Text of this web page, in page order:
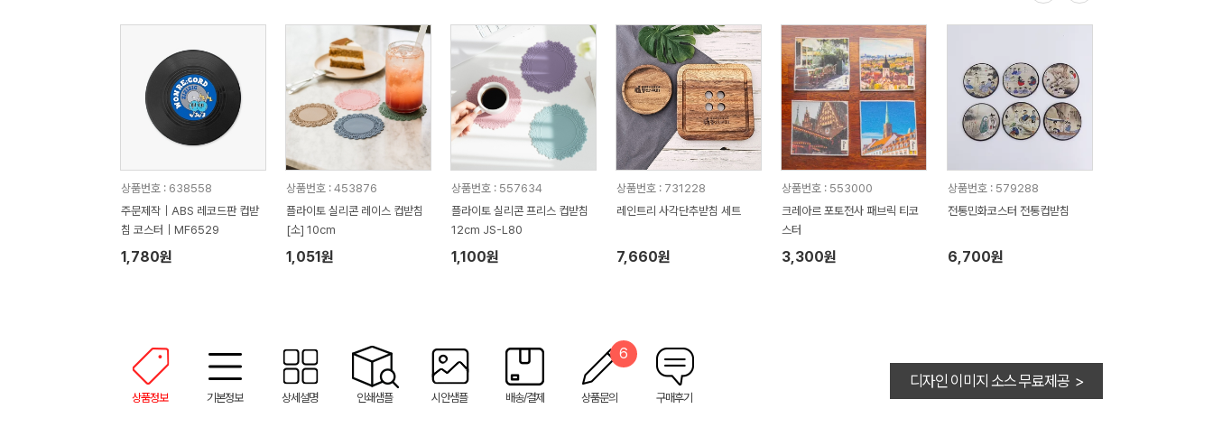
상품번호 : 638558
주문제작｜ABS 레코드판 컵받
침 코스터｜MF6529
1,780원
상품번호 : 453876
플라이토 실리콘 레이스 컵받침
[소] 10cm
1,051원
상품번호 : 557634
플라이토 실리콘 프리스 컵받침
12cm JS-L80
1,100원
상품번호 : 731228
레인트리 사각단추받침 세트
7,660원
상품번호 : 553000
크레아르 포토전사 패브릭 티코
스터
3,300원
상품번호 : 579288
전통민화코스터 전통컵받침
6,700원
상품정보 기본정보 상세설명 인쇄샘플 시안샘플 배송/결제 상품문의
6
구매후기
디자인 이미지 소스 무료제공 >